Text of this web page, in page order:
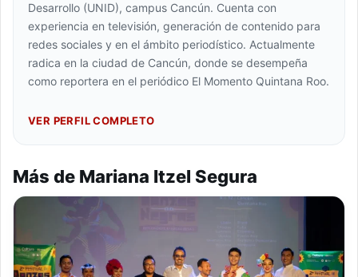
Desarrollo (UNID), campus Cancún. Cuenta con
experiencia en televisión, generación de contenido para
redes sociales y en el ámbito periodístico. Actualmente
radica en la ciudad de Cancún, donde se desempeña
como reportera en el periódico El Momento Quintana Roo.
VER PERFIL COMPLETO
Más de Mariana Itzel Segura